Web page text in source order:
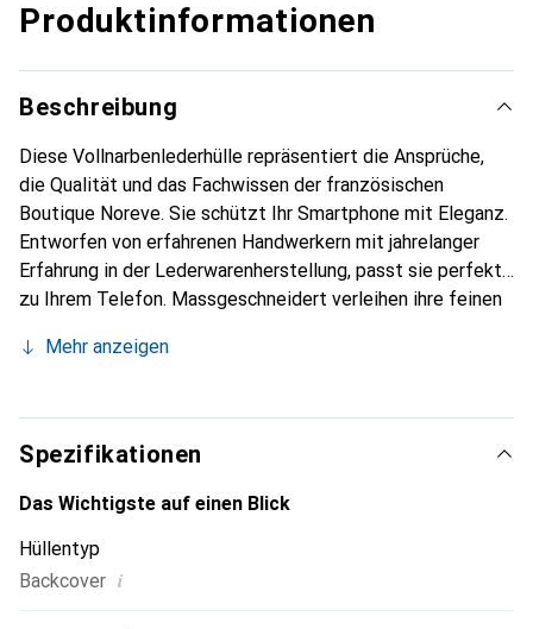
Produktinformationen
Beschreibung
Diese Vollnarbenlederhülle repräsentiert die Ansprüche,
die Qualität und das Fachwissen der französischen
Boutique Noreve. Sie schützt Ihr Smartphone mit Eleganz.
Entworfen von erfahrenen Handwerkern mit jahrelanger
Erfahrung in der Lederwarenherstellung, passt sie perfekt
zu Ihrem Telefon. Massgeschneidert verleihen ihre feinen
und unverzichtbaren Accessoire für Ihr Smartphone.
die Marke Noreve eine zuverlässige Wahl für eine
anspruchsvolle Kundschaft.
Mehr anzeigen
Spezifikationen
Das Wichtigste auf einen Blick
Hüllentyp
Backcover i